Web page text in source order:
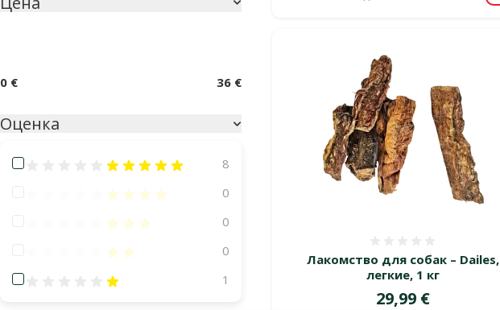
0 € 36 €
Оценка
Оценка 100%
8
Оценка 80%
0
Оценка 60%
0
Оценка 40%
0
Оценка 20%
1
Лакомство для собак – Dailes,
легкие, 1 кг
Цена
29,99 €